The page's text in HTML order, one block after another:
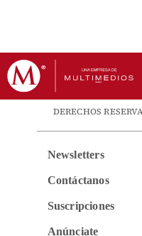
DERECHOS
Newsletters
Contáctanos
Suscripciones
Anúnciate